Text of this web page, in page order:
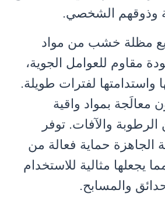
وذوقهم الشخصي.
مظلة خشب من مواد
مقاوم للعوامل الجوية،
واستدامتها لفترات طويلة.
معالَجة بمواد واقية
والآفات. توفر
الجاهزة حماية فعالة من
يجعلها مثالية للاستخدام
والمسابح.